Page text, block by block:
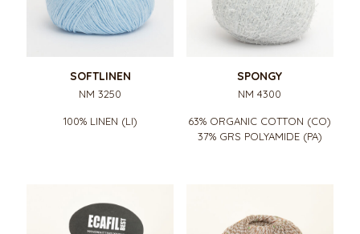
SOFTLINEN
NM 3250
100% LINEN (LI)
SPONGY
NM 4300
63% ORGANIC COTTON (CO)
37% GRS POLYAMIDE (PA)